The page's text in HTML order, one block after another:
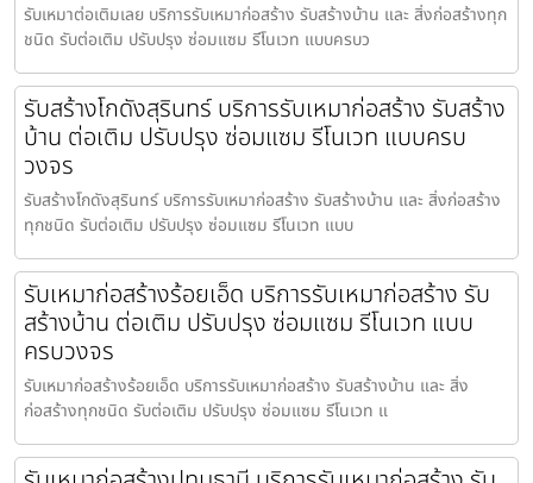
รับเหมาต่อเติมเลย บริการรับเหมาก่อสร้าง รับสร้างบ้าน และ สิ่งก่อสร้างทุก
ชนิด รับต่อเติม ปรับปรุง ซ่อมแซม รีโนเวท แบบครบว
รับสร้างโกดังสุรินทร์ บริการรับเหมาก่อสร้าง รับสร้าง
บ้าน ต่อเติม ปรับปรุง ซ่อมแซม รีโนเวท แบบครบ
วงจร
รับสร้างโกดังสุรินทร์ บริการรับเหมาก่อสร้าง รับสร้างบ้าน และ สิ่งก่อสร้าง
ทุกชนิด รับต่อเติม ปรับปรุง ซ่อมแซม รีโนเวท แบบ
รับเหมาก่อสร้างร้อยเอ็ด บริการรับเหมาก่อสร้าง รับ
สร้างบ้าน ต่อเติม ปรับปรุง ซ่อมแซม รีโนเวท แบบ
ครบวงจร
รับเหมาก่อสร้างร้อยเอ็ด บริการรับเหมาก่อสร้าง รับสร้างบ้าน และ สิ่ง
ก่อสร้างทุกชนิด รับต่อเติม ปรับปรุง ซ่อมแซม รีโนเวท แ